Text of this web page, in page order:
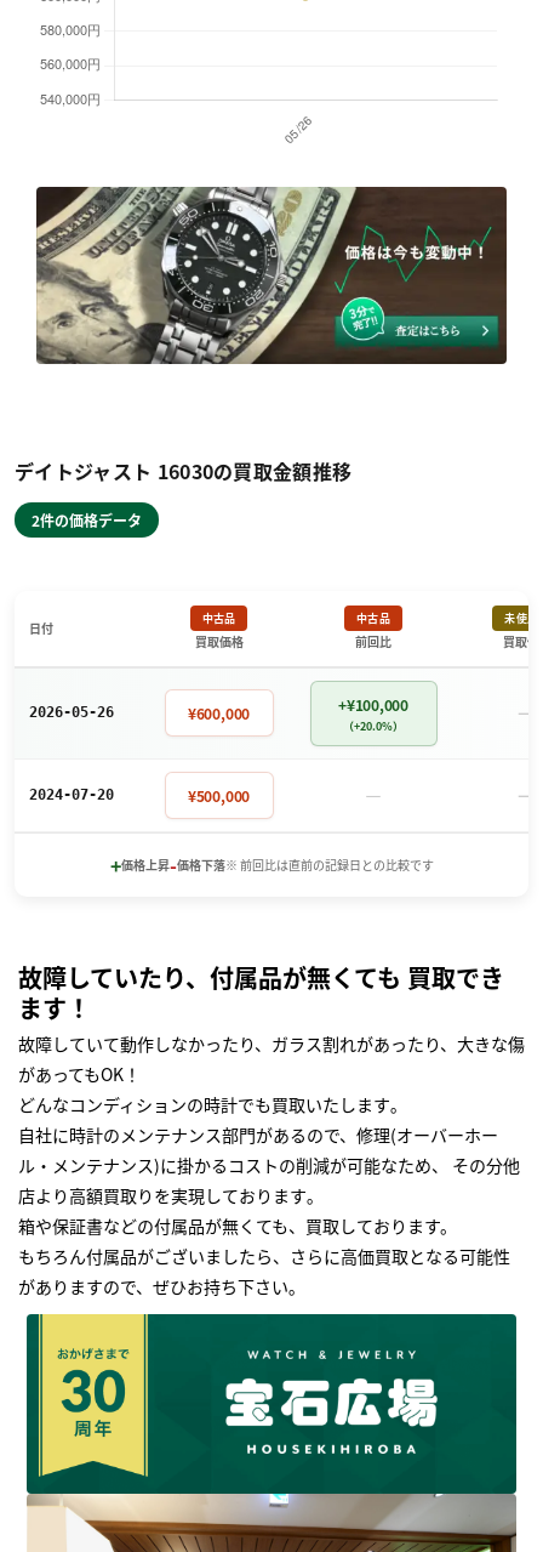
デイトジャスト 16030の買取金額推移
2件の価格データ
日付
中古品
買取価格
中古品
前回比
未使用
買取価
2026-05-26 ¥600,000 +¥100,000
（+20.0%） －
2024-07-20 ¥500,000 － －
+価格上昇-価格下落※ 前回比は直前の記録日との比較です
故障していたり、付属品が無くても 買取でき
ます！
故障していて動作しなかったり、ガラス割れがあったり、大きな傷
があってもOK！
どんなコンディションの時計でも買取いたします｡
自社に時計のメンテナンス部門があるので、修理(オーバーホー
ル・メンテナンス)に掛かるコストの削減が可能なため、 その分他
店より高額買取りを実現しております｡
箱や保証書などの付属品が無くても、買取しております。
もちろん付属品がございましたら、さらに高価買取となる可能性
がありますので、ぜひお持ち下さい｡